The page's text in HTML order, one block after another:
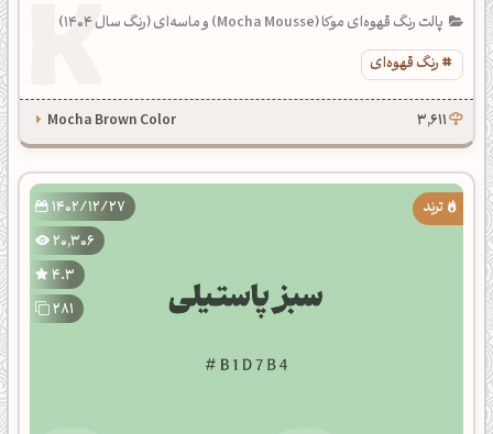
پالت رنگ قهوه‌ای موکا (Mocha Mousse) و ماسه‌ای (رنگ سال 1404)
رنگ قهوه‌ای
3,611
Mocha Brown Color
1402/12/27
20,306
4.3
281